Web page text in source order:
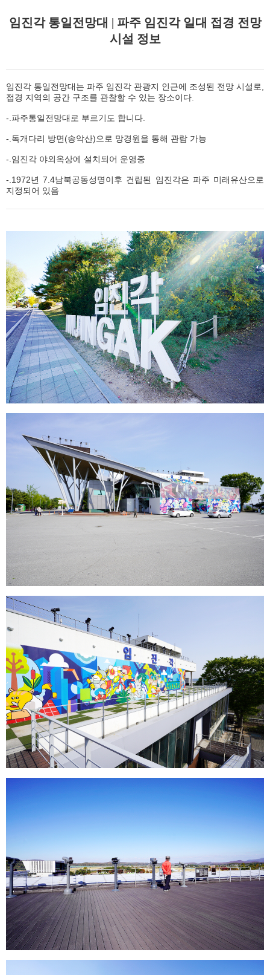
임진각 통일전망대 | 파주 임진각 일대 접경 전망
시설 정보
임진각 통일전망대는 파주 임진각 관광지 인근에 조성된 전망 시설로,
접경 지역의 공간 구조를 관찰할 수 있는 장소이다.
-.파주통일전망대로 부르기도 합니다.
-.독개다리 방면(송악산)으로 망경원을 통해 관람 가능
-.임진각 야외옥상에 설치되어 운영중
-.1972년 7.4남북공동성명이후 건립된 임진각은 파주 미래유산으로
지정되어 있음